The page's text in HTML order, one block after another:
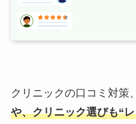
クリニックの口コミ対策
や、クリニック選びも“